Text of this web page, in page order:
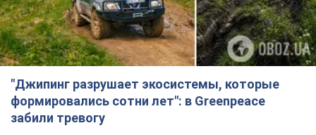
"Джипинг разрушает экосистемы, которые
формировались сотни лет": в Greenpeace
забили тревогу